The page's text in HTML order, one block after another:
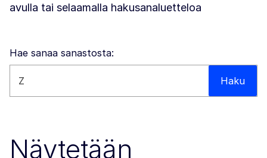
avulla tai selaamalla hakusanaluetteloa
Hae sanaa sanastosta:
Hae tältä sivustolta Haku
Näytetään